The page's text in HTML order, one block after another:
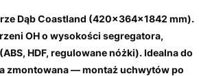
Dąb Coastland (420×364×1842 mm).
OH o wysokości segregatora,
HDF, regulowane nóżki). Idealna do
zmontowana — montaż uchwytów po